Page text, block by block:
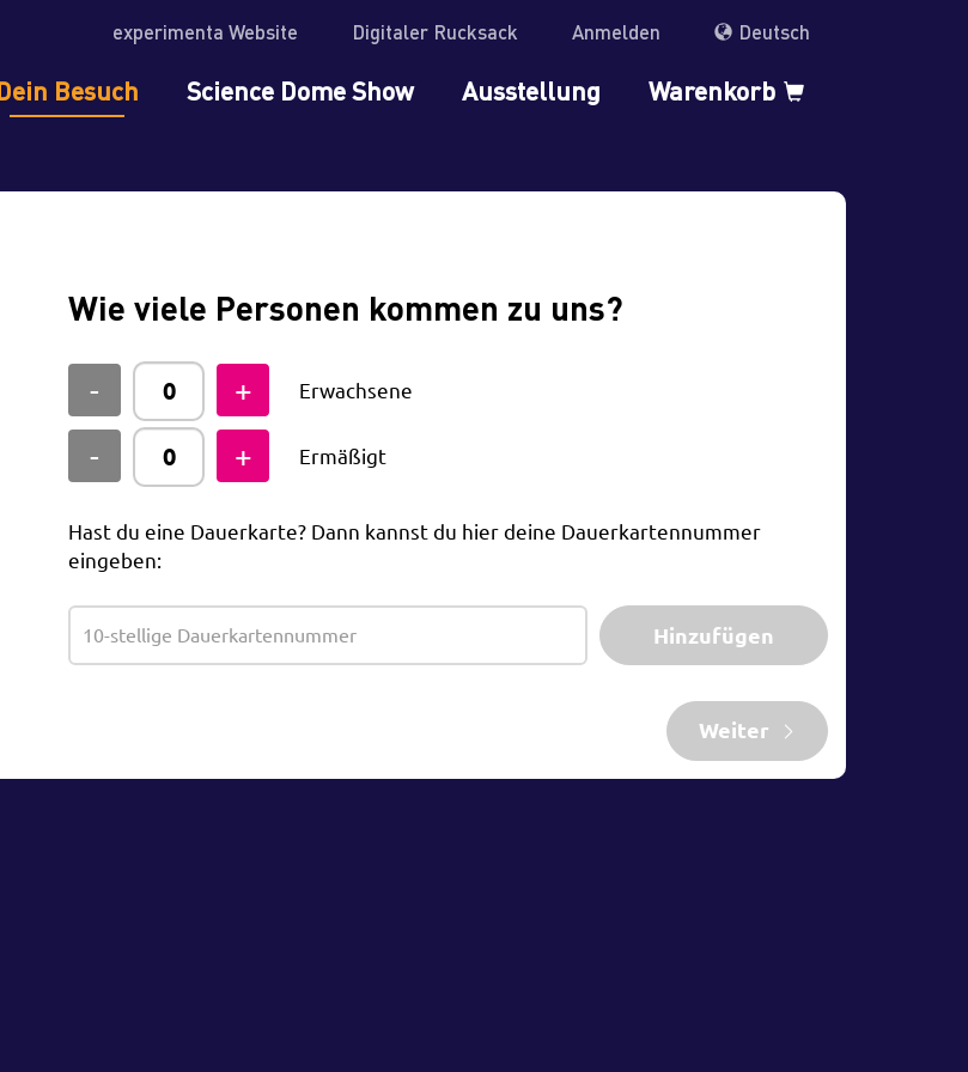
experimenta Website Digitaler Rucksack Anmelden Deutsch
Dein Besuch Science Dome Show Ausstellung Warenkorb
Wie viele Personen kommen zu uns?
Erwachsene
Ermäßigt
Hast du eine Dauerkarte? Dann kannst du hier deine Dauerkartennummer
eingeben:
Hinzufügen
Weiter